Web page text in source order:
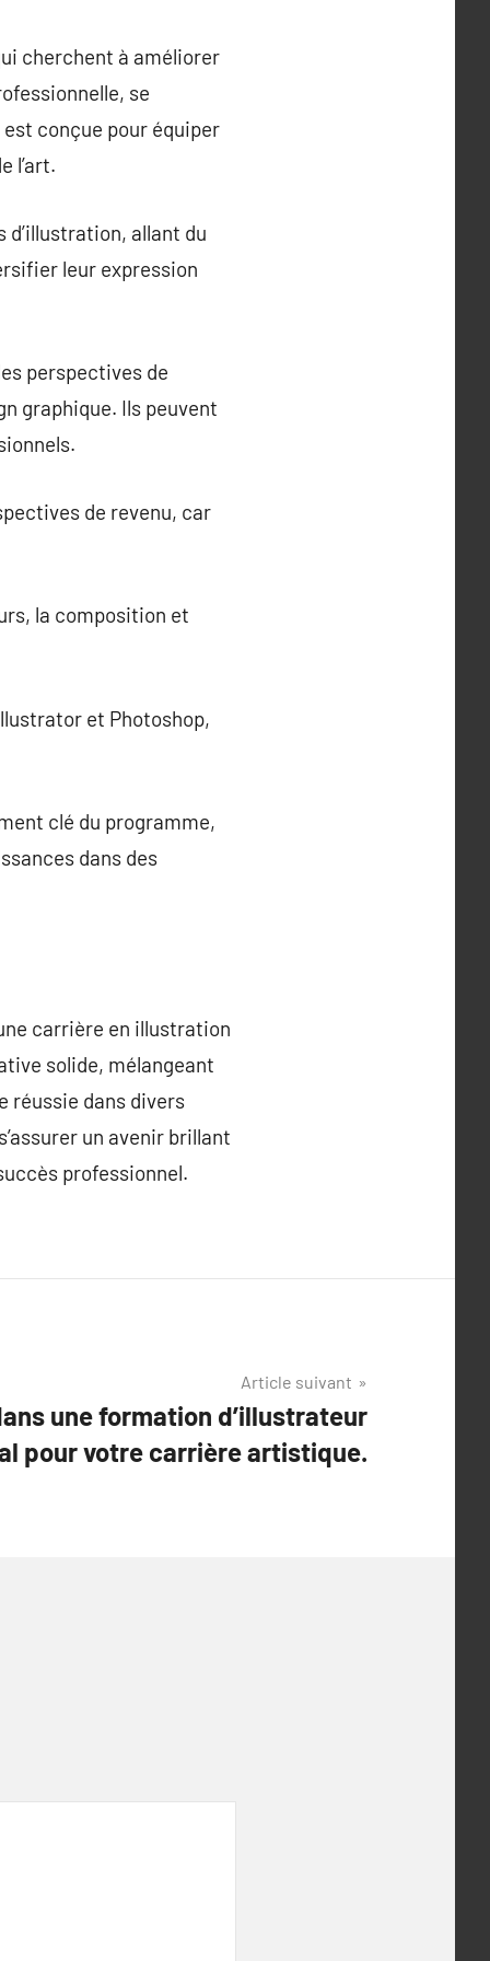
cherchent à améliorer
se
conçue pour équiper
l’art.
allant du
leur expression
perspectives de
graphique. Ils peuvent
de revenu, car
la composition et
et Photoshop,
clé du programme,
dans des
carrière en illustration
solide, mélangeant
réussie dans divers
un avenir brillant
professionnel.
Article suivant
une formation d’illustrateur
pour votre carrière artistique.